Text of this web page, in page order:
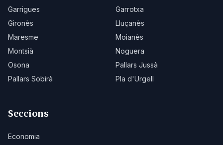
Garrigues
Garrotxa
Gironès
Lluçanès
Maresme
Moianès
Montsià
Noguera
Osona
Pallars Jussà
Pallars Sobirà
Pla d'Urgell
Seccions
Economia